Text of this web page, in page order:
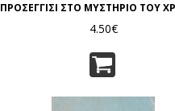
ΠΡΟΣΕΓΓΙΣΙ ΣΤΟ ΜΥΣΤΗΡΙΟ ΤΟΥ
4.50€